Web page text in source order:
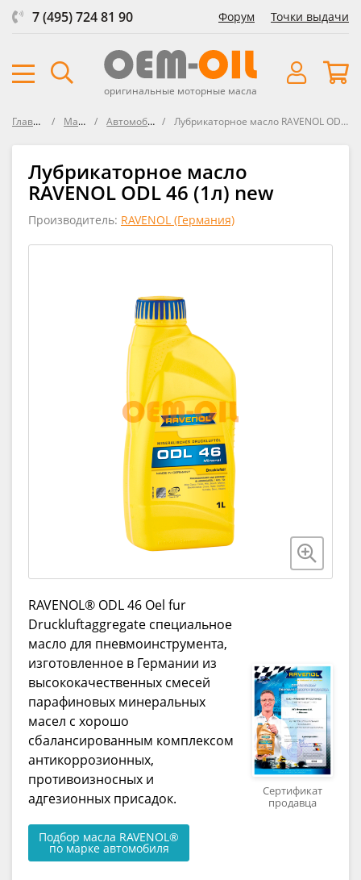
7 (495) 724 81 90 Форум Точки выдачи
оригинальные моторные масла
Главная Масла Автомобили Лубрикаторное масло RAVENOL ODL 46 new
Лубрикаторное масло
RAVENOL ODL 46 (1л) new
Производитель: RAVENOL (Германия)
RAVENOL® ODL 46 Oel fur
Druckluftaggregate специальное
масло для пневмоинструмента,
изготовленное в Германии из
высококачественных смесей
парафиновых минеральных
масел с хорошо
сбалансированным комплексом
антикоррозионных,
противоизносных и
адгезионных присадок.
Подбор масла RAVENOL®
по марке автомобиля
Сертификат
продавца